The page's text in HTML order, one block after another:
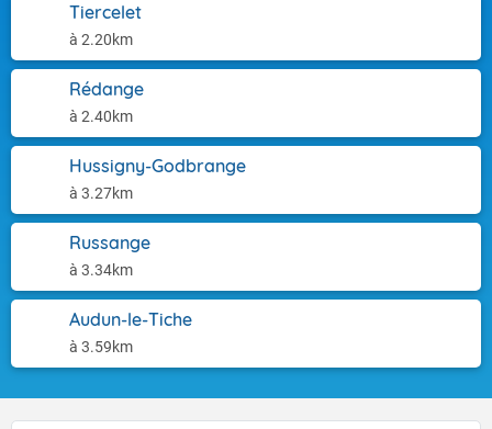
Tiercelet
à 2.20km
Rédange
à 2.40km
Hussigny-Godbrange
à 3.27km
Russange
à 3.34km
Audun-le-Tiche
à 3.59km